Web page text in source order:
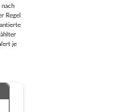
Regel
je